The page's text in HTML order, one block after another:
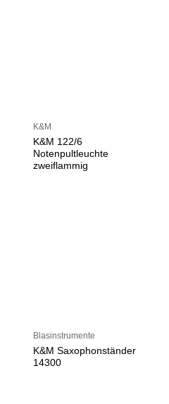
K&M
K&M 122/6
Notenpultleuchte
zweiflammig
Blasinstrumente
K&M Saxophonständer
14300